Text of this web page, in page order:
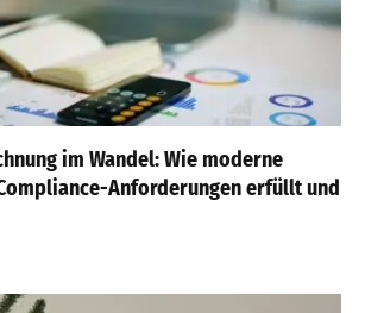
im Wandel: Wie moderne
Anforderungen erfüllt und